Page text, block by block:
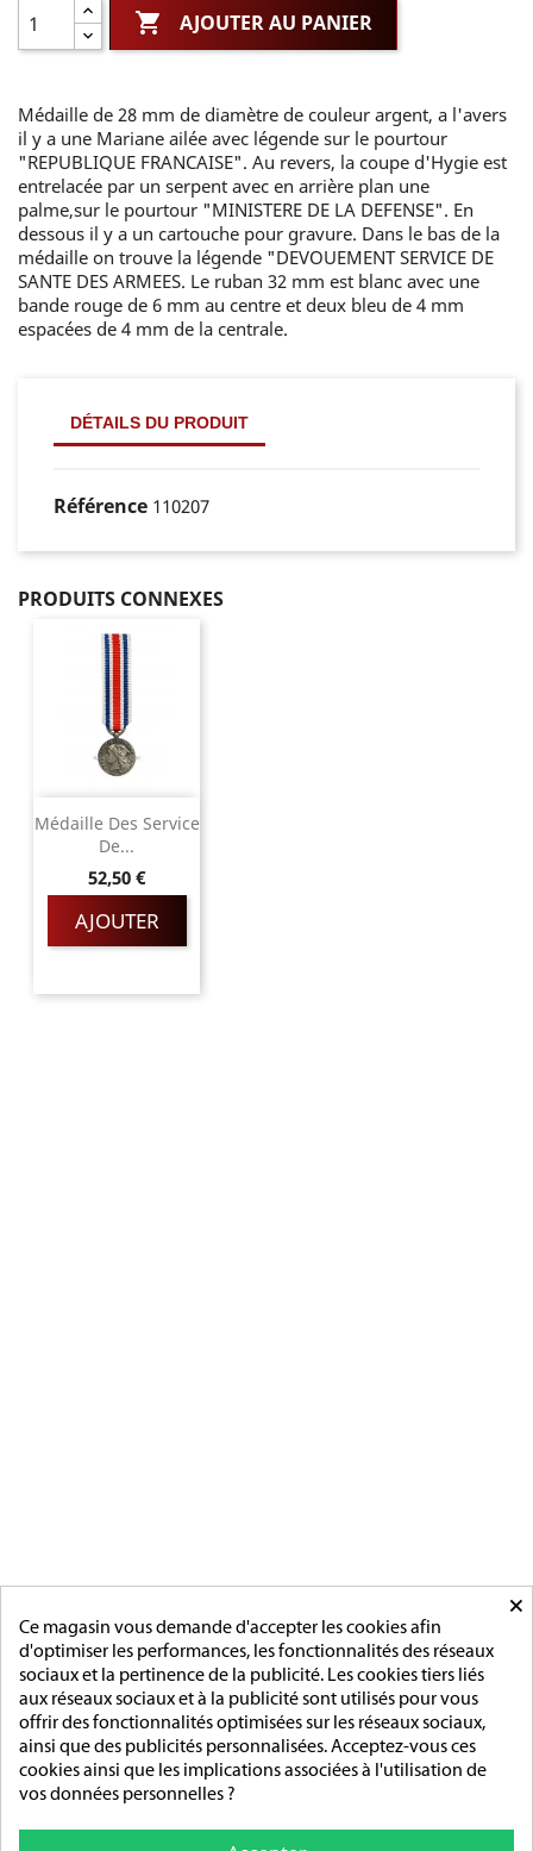
 AJOUTER AU PANIER
Médaille de 28 mm de diamètre de couleur argent, a l'avers
il y a une Mariane ailée avec légende sur le pourtour
"REPUBLIQUE FRANCAISE". Au revers, la coupe d'Hygie est
entrelacée par un serpent avec en arrière plan une
palme,sur le pourtour "MINISTERE DE LA DEFENSE". En
dessous il y a un cartouche pour gravure. Dans le bas de la
médaille on trouve la légende "DEVOUEMENT SERVICE DE
SANTE DES ARMEES. Le ruban 32 mm est blanc avec une
bande rouge de 6 mm au centre et deux bleu de 4 mm
espacées de 4 mm de la centrale.
DÉTAILS DU PRODUIT
Référence 110207
PRODUITS CONNEXES
Médaille Des Service
De...
Prix
52,50 €
AJOUTER
PAGES
L'entreprise
Sur mesure
Mentions légales
Conditions générales de vente
ADRESSE/TÉLÉPHONE
×
Ce magasin vous demande d'accepter les cookies afin
d'optimiser les performances, les fonctionnalités des réseaux
sociaux et la pertinence de la publicité. Les cookies tiers liés
aux réseaux sociaux et à la publicité sont utilisés pour vous
offrir des fonctionnalités optimisées sur les réseaux sociaux,
ainsi que des publicités personnalisées. Acceptez-vous ces
cookies ainsi que les implications associées à l'utilisation de
vos données personnelles ?